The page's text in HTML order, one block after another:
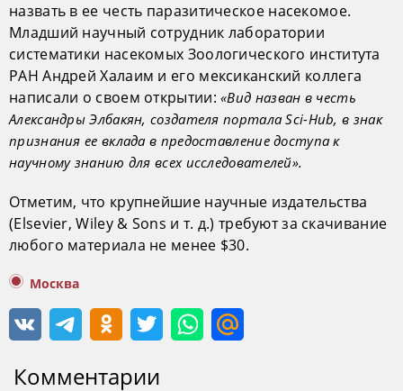
назвать в ее честь паразитическое насекомое.
Младший научный сотрудник лаборатории
систематики насекомых Зоологического института
РАН Андрей Халаим и его мексиканский коллега
написали о своем открытии:«Вид назван в честь
Александры Элбакян, создателя портала Sci-Hub, в знак
признания ее вклада в предоставление доступа к
научному знанию для всех исследователей».
Отметим, что крупнейшие научные издательства
(Elsevier, Wiley & Sons и т. д.) требуют за скачивание
любого материала не менее $30.
Москва
Комментарии